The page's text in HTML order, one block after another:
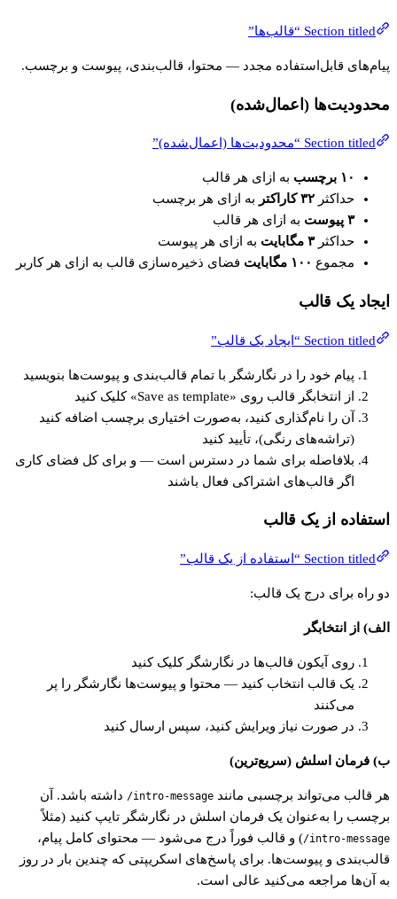
Section titled “قالب‌ها”
پیام‌های قابل‌استفاده مجدد — محتوا، قالب‌بندی، پیوست و برچسب.
محدودیت‌ها (اعمال‌شده)
Section titled “محدودیت‌ها (اعمال‌شده)”
۱۰ برچسب
به ازای هر قالب
حداکثر ۳۲ کاراکتر
به ازای هر برچسب
۳ پیوست
به ازای هر قالب
حداکثر۳ مگابایت
به ازای هر پیوست
مجموع ۱۰۰ مگابایت فضای ذخیره‌سازی قالب به ازای هر کاربر
ایجاد یک قالب
Section titled “ایجاد یک قالب”
پیام خود را در نگارشگر با تمام قالب‌بندی و پیوست‌ها بنویسید
از انتخابگر قالب روی «Save as template» کلیک کنید
آن را نام‌گذاری کنید، به‌صورت اختیاری برچسب اضافه کنید
(تراشه‌های رنگی)، تأیید کنید
بلافاصله برای شما در دسترس است — و برای کل فضای کاری
اگر قالب‌های اشتراکی فعال باشند
استفاده از یک قالب
Section titled “استفاده از یک قالب”
دو راه برای درج یک قالب:
الف) از انتخابگر
روی آیکون قالب‌ها در نگارشگر کلیک کنید
یک قالب انتخاب کنید — محتوا و پیوست‌ها نگارشگر را پر
می‌کنند
در صورت نیاز ویرایش کنید، سپس ارسال کنید
ب) فرمان اسلش (سریع‌ترین)
هر قالب می‌تواند برچسبی مانند /intro-message داشته باشد. آن
برچسب را به‌عنوان یک فرمان اسلش در نگارشگر تایپ کنید (مثلاً
/intro-message) و قالب فوراً درج می‌شود — محتوای کامل پیام،
قالب‌بندی و پیوست‌ها. برای پاسخ‌های اسکریپتی که چندین بار در روز
به آن‌ها مراجعه می‌کنید عالی است.